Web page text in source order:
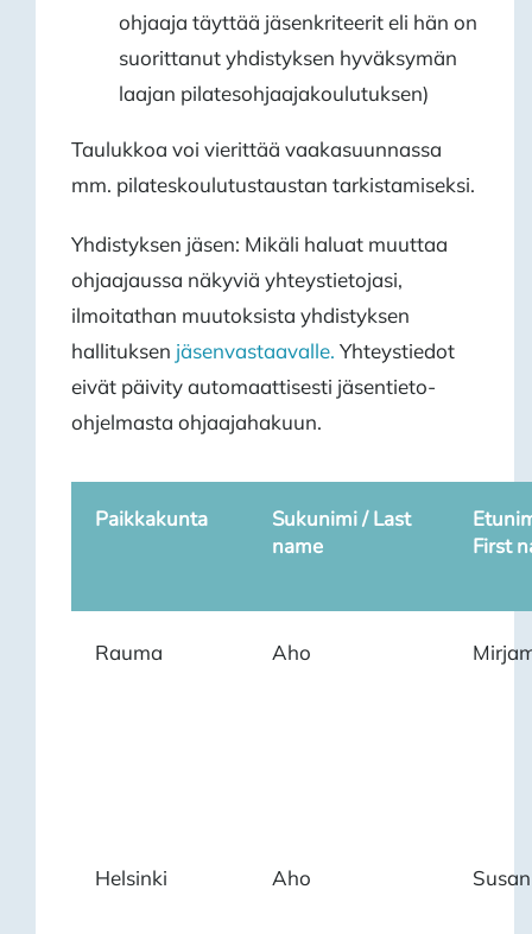
ohjaaja täyttää jäsenkriteerit eli hän on
suorittanut yhdistyksen hyväksymän
laajan pilatesohjaajakoulutuksen)
Taulukkoa voi vierittää vaakasuunnassa
mm. pilateskoulutustaustan tarkistamiseksi.
Yhdistyksen jäsen: Mikäli haluat muuttaa
ohjaajaussa näkyviä yhteystietojasi,
ilmoitathan muutoksista yhdistyksen
hallituksen jäsenvastaavalle. Yhteystiedot
eivät päivity automaattisesti jäsentieto-
ohjelmasta ohjaajahakuun.
Paikkakunta
Sukunimi / Last
name
First
Rauma Aho
Helsinki Aho